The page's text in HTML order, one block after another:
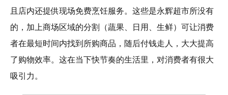
且店内还提供现场免费烹饪服务。这些是永辉超市所没有
的，加上商场区域的分割（蔬果、日用、生鲜）可让消费
者在最短时间内找到所购商品，随后付钱走人，大大提高
了购物效率。这在当下快节奏的生活里，对消费者有很大
吸引力。